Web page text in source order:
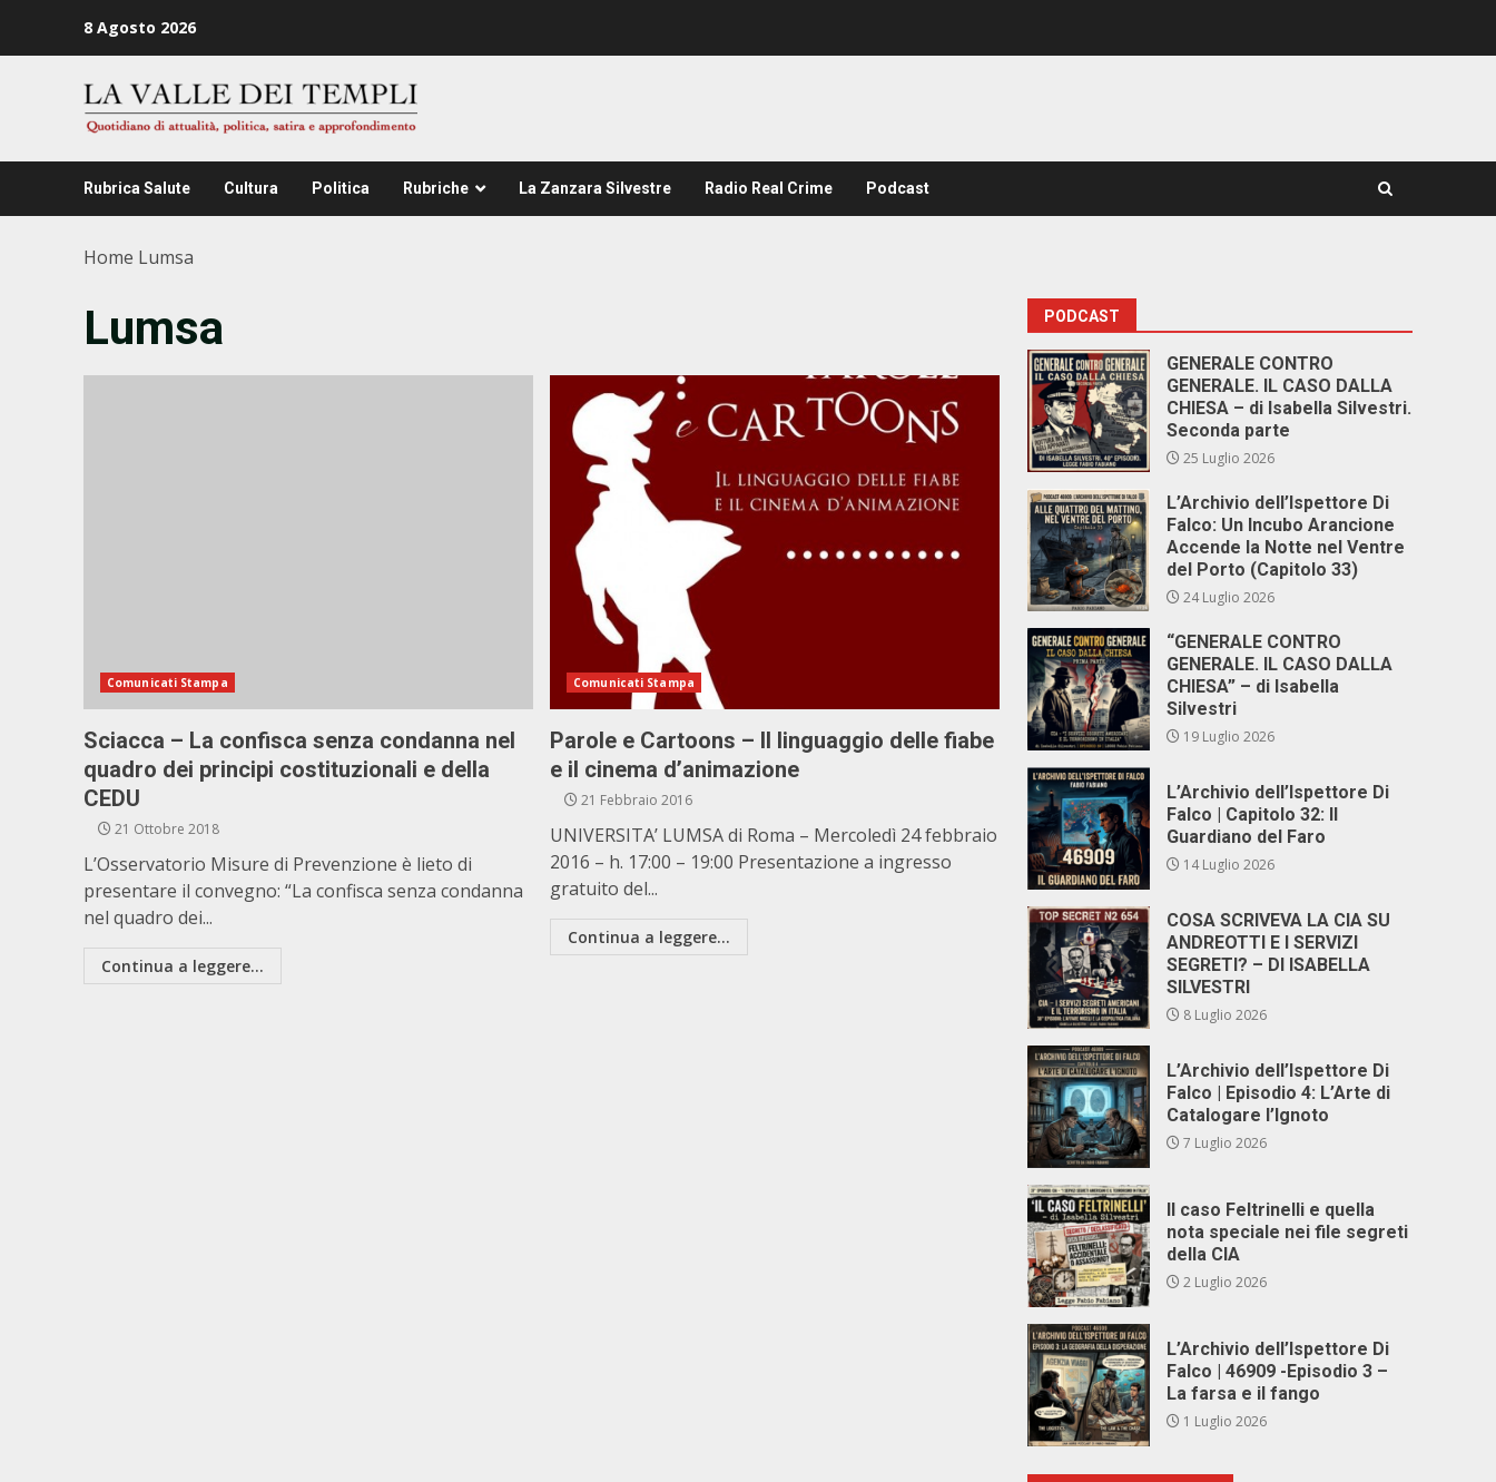
8 Agosto 2026
Rubrica Salute Cultura Politica Rubriche La Zanzara Silvestre Radio Real Crime Podcast
Home Lumsa
Lumsa
Comunicati Stampa
Sciacca – La confisca senza condanna nel
quadro dei principi costituzionali e della
CEDU
21 Ottobre 2018
L’Osservatorio Misure di Prevenzione è lieto di
presentare il convegno: “La confisca senza condanna
nel quadro dei...
Continua a leggere...
Comunicati Stampa
Parole e Cartoons – Il linguaggio delle fiabe
e il cinema d’animazione
21 Febbraio 2016
UNIVERSITA’ LUMSA di Roma – Mercoledì 24 febbraio
2016 – h. 17:00 – 19:00 Presentazione a ingresso
gratuito del...
Continua a leggere...
PODCAST
GENERALE CONTRO
GENERALE. IL CASO DALLA
CHIESA – di Isabella Silvestri.
Seconda parte
25 Luglio 2026
L’Archivio dell’Ispettore Di
Falco: Un Incubo Arancione
Accende la Notte nel Ventre
del Porto (Capitolo 33)
24 Luglio 2026
“GENERALE CONTRO
GENERALE. IL CASO DALLA
CHIESA” – di Isabella
Silvestri
19 Luglio 2026
L’Archivio dell’Ispettore Di
Falco | Capitolo 32: Il
Guardiano del Faro
14 Luglio 2026
COSA SCRIVEVA LA CIA SU
ANDREOTTI E I SERVIZI
SEGRETI? – DI ISABELLA
SILVESTRI
8 Luglio 2026
L’Archivio dell’Ispettore Di
Falco | Episodio 4: L’Arte di
Catalogare l’Ignoto
7 Luglio 2026
Il caso Feltrinelli e quella
nota speciale nei file segreti
della CIA
2 Luglio 2026
L’Archivio dell’Ispettore Di
Falco | 46909 -Episodio 3 –
La farsa e il fango
1 Luglio 2026